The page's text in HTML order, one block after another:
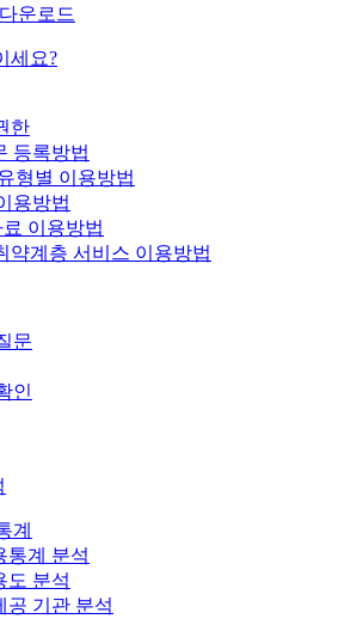
운로드
세요?
한
등록방법
형별 이용방법
용방법
이용방법
약계층 서비스 이용방법
문
인
계
통계 분석
도 분석
공 기관 분석